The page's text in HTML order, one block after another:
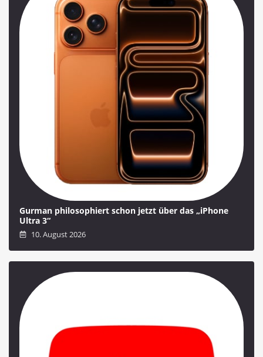
Gurman philosophiert schon jetzt über das „iPhone
Ultra 3“
10. August 2026